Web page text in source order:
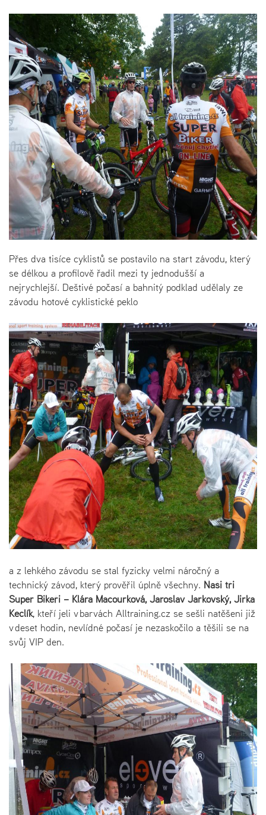
Přes dva tisíce cyklistů se postavilo na start závodu, který
se délkou a profilově řadil mezi ty jednodušší a
nejrychlejší. Deštivé počasí a bahnitý podklad udělaly ze
závodu hotové cyklistické peklo
a z lehkého závodu se stal fyzicky velmi náročný a
technický závod, který prověřil úplně všechny. Naši tři
Super Bikeři – Klára Macourková, Jaroslav Jarkovský, Jirka
Keclík, kteří jeli v barvách Alltraining.cz se sešli natěšeni již
v deset hodin, nevlídné počasí je nezaskočilo a těšili se na
svůj VIP den.